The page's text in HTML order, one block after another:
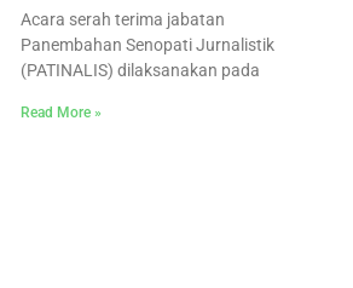
Acara serah terima jabatan
Panembahan Senopati Jurnalistik
(PATINALIS) dilaksanakan pada
Read More »